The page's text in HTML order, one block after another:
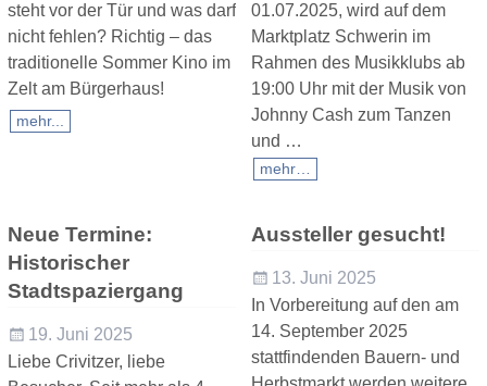
steht vor der Tür und was darf
nicht fehlen? Richtig – das
traditionelle Sommer Kino im
Zelt am Bürgerhaus!
mehr...
01.07.2025, wird auf dem
Marktplatz Schwerin im
Rahmen des Musikklubs ab
19:00 Uhr mit der Musik von
Johnny Cash zum Tanzen
und …
mehr…
Neue Termine:
Historischer
Stadtspaziergang
19. Juni 2025
Liebe Crivitzer, liebe
Aussteller gesucht!
13. Juni 2025
In Vorbereitung auf den am
14. September 2025
stattfindenden Bauern- und